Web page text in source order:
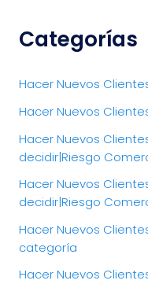
Categorías
Hacer Nuevos
Hacer Nuevos
Hacer Nuevos
decidir|Riesgo
Hacer Nuevos
decidir|Riesgo
Hacer Nuevos
categoría
Hacer Nuevos